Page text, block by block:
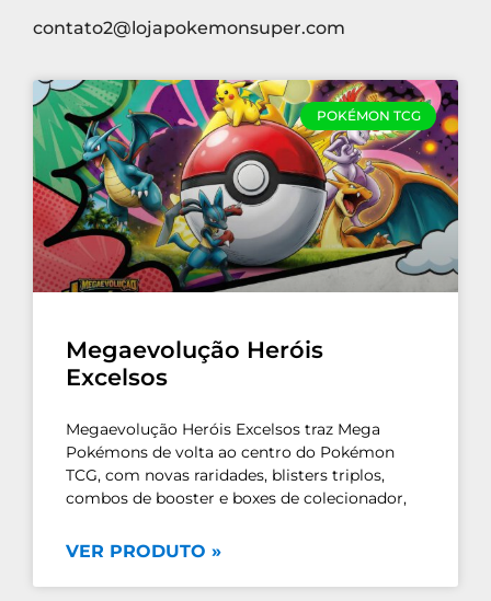
contato2@lojapokemonsuper.com
POKÉMON TCG
Megaevolução Heróis
Excelsos
Megaevolução Heróis Excelsos traz Mega
Pokémons de volta ao centro do Pokémon
TCG, com novas raridades, blisters triplos,
combos de booster e boxes de colecionador,
VER PRODUTO »